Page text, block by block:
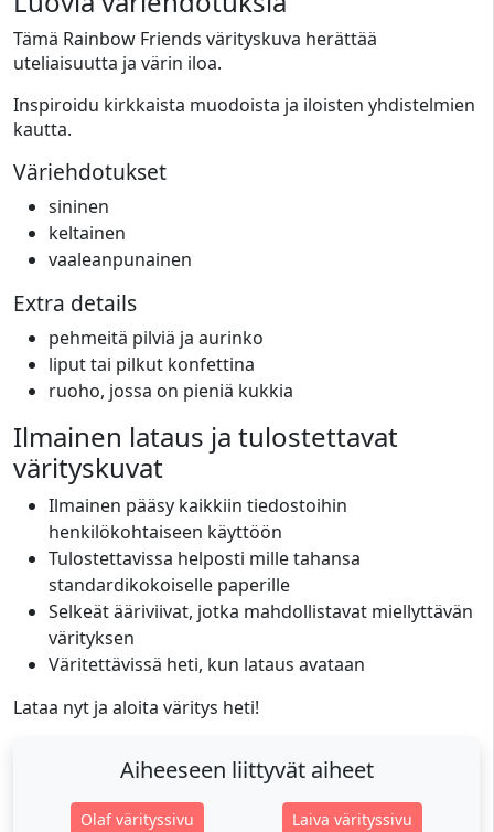
Tämä Rainbow Friends värityskuva herättää
uteliaisuutta ja värin iloa.
Inspiroidu kirkkaista muodoista ja iloisten yhdistelmien
kautta.
Väriehdotukset
sininen
keltainen
vaaleanpunainen
Extra details
pehmeitä pilviä ja aurinko
liput tai pilkut konfettina
ruoho, jossa on pieniä kukkia
Ilmainen lataus ja tulostettavat
värityskuvat
Ilmainen pääsy kaikkiin tiedostoihin
henkilökohtaiseen käyttöön
Tulostettavissa helposti mille tahansa
standardikokoiselle paperille
Selkeät ääriviivat, jotka mahdollistavat miellyttävän
värityksen
Väritettävissä heti, kun lataus avataan
Lataa nyt ja aloita väritys heti!
Aiheeseen liittyvät aiheet
Olaf värityssivu
Laiva värityssivu